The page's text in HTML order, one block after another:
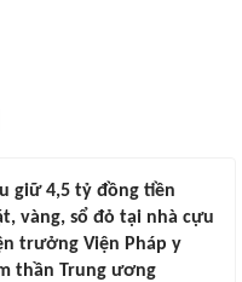
giữ 4,5 tỷ đồng tiền
vàng, sổ đỏ tại nhà cựu
trưởng Viện Pháp y
thần Trung ương